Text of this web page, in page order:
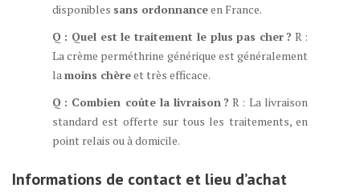
disponibles sans ordonnanceen France.
Q : Quel est le traitement le pluspas cher ? R :
La crème perméthrine générique est généralement
lamoins chèreet très efficace.
Q : Combien coûte la livraison ? R : La livraison
standard est offerte sur tous les traitements, en
point relais ou à domicile.
Informations de contact et lieu d’achat